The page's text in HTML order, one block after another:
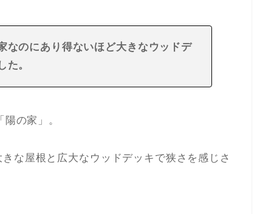
なのにあり得ないほど大きなウッドデ
た。
の家」。
な屋根と広大なウッドデッキで狭さを感じさ